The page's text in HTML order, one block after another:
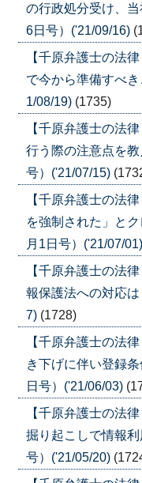
の行政処分受け、
6日号）('21/09/16)
【千原弁護士の
で今から準備すべ
1/08/19) (1735)
【千原弁護士の
行う際の注意点を
号）('21/07/15)
【千原弁護士の
を強制された」と
月1日号）('21/07/01)
【千原弁護士の
報保護法への対応
7) (1728)
【千原弁護士の法
き下げに伴い登録
日号）('21/06/03)
【千原弁護士の
掘り起こしで情報
号）('21/05/20)